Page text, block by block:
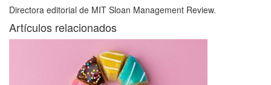
Directora editorial de MIT Sloan Management Review.
Artículos relacionados